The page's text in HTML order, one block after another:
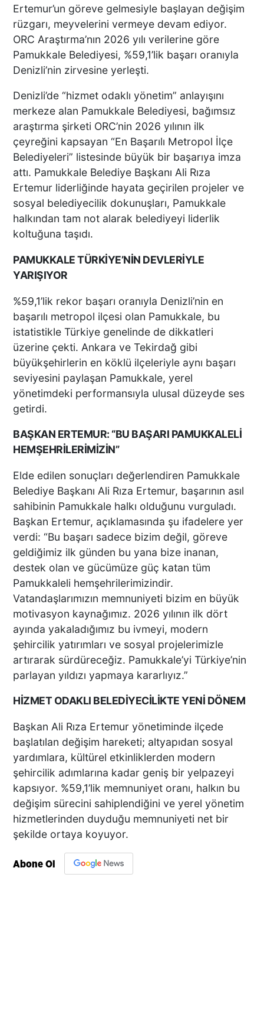
Ertemur’un göreve gelmesiyle başlayan değişim
rüzgarı, meyvelerini vermeye devam ediyor.
ORC Araştırma’nın 2026 yılı verilerine göre
Pamukkale Belediyesi, %59,1’lik başarı oranıyla
Denizli’nin zirvesine yerleşti.
Denizli’de “hizmet odaklı yönetim” anlayışını
merkeze alan Pamukkale Belediyesi, bağımsız
araştırma şirketi ORC’nin 2026 yılının ilk
çeyreğini kapsayan “En Başarılı Metropol İlçe
Belediyeleri” listesinde büyük bir başarıya imza
attı. Pamukkale Belediye Başkanı Ali Rıza
Ertemur liderliğinde hayata geçirilen projeler ve
sosyal belediyecilik dokunuşları, Pamukkale
halkından tam not alarak belediyeyi liderlik
koltuğuna taşıdı.
PAMUKKALE TÜRKİYE’NİN DEVLERİYLE
YARIŞIYOR
%59,1’lik rekor başarı oranıyla Denizli’nin en
başarılı metropol ilçesi olan Pamukkale, bu
istatistikle Türkiye genelinde de dikkatleri
üzerine çekti. Ankara ve Tekirdağ gibi
büyükşehirlerin en köklü ilçeleriyle aynı başarı
seviyesini paylaşan Pamukkale, yerel
yönetimdeki performansıyla ulusal düzeyde ses
getirdi.
BAŞKAN ERTEMUR: “BU BAŞARI PAMUKKALELİ
HEMŞEHRİLERİMİZİN”
Elde edilen sonuçları değerlendiren Pamukkale
Belediye Başkanı Ali Rıza Ertemur, başarının asıl
sahibinin Pamukkale halkı olduğunu vurguladı.
Başkan Ertemur, açıklamasında şu ifadelere yer
verdi: “Bu başarı sadece bizim değil, göreve
geldiğimiz ilk günden bu yana bize inanan,
destek olan ve gücümüze güç katan tüm
Pamukkaleli hemşehrilerimizindir.
Vatandaşlarımızın memnuniyeti bizim en büyük
motivasyon kaynağımız. 2026 yılının ilk dört
ayında yakaladığımız bu ivmeyi, modern
şehircilik yatırımları ve sosyal projelerimizle
artırarak sürdüreceğiz. Pamukkale’yi Türkiye’nin
parlayan yıldızı yapmaya kararlıyız.”
HİZMET ODAKLI BELEDİYECİLİKTE YENİ DÖNEM
Başkan Ali Rıza Ertemur yönetiminde ilçede
başlatılan değişim hareketi; altyapıdan sosyal
yardımlara, kültürel etkinliklerden modern
şehircilik adımlarına kadar geniş bir yelpazeyi
kapsıyor. %59,1’lik memnuniyet oranı, halkın bu
değişim sürecini sahiplendiğini ve yerel yönetim
hizmetlerinden duyduğu memnuniyeti net bir
şekilde ortaya koyuyor.
Abone Ol